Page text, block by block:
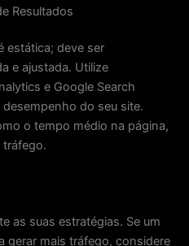
Resultados
estática; deve ser
e ajustada. Utilize
e Google Search
do seu site.
o tempo médio na página,
tráfego.
as suas estratégias. Se um
gerar mais tráfego, considere